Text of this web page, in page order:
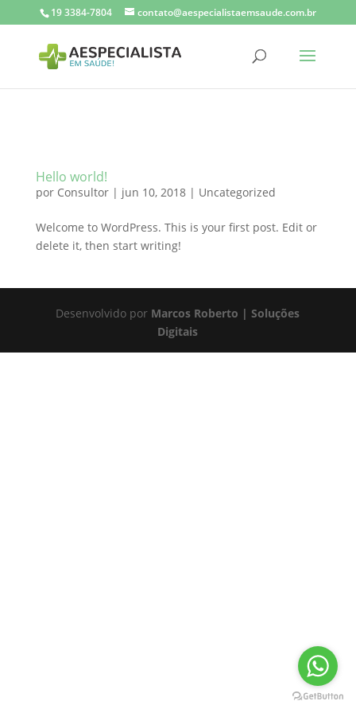
Veja mais diretrizes sobre como configurar a tag global do site.
Veja mais diretrizes sobre como configurar a tag global do site.
19 3384-7804 contato@aespecialistaemsaude.com.br
Hello world!
por Consultor| jun 10, 2018| Uncategorized
Welcome to WordPress. This is your first post. Edit or
delete it, then start writing!
Desenvolvido por Marcos Roberto | Soluções
Digitais